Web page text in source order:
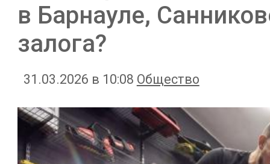
в Барнауле,
залога?
31.03.2026 в 10:08 Общество